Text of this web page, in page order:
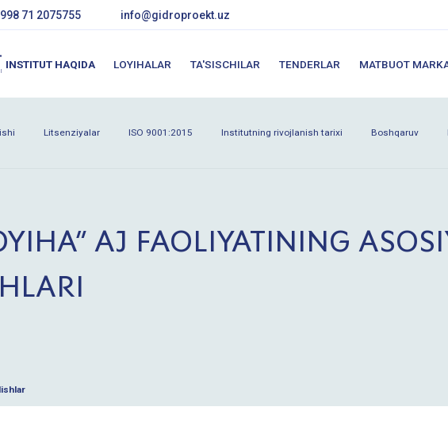
71 2075755 info@gidroproekt.uz
INSTITUT HAQIDA LOYIHALAR TA'SISCHILAR TENDERLAR MATBUOT
Litsenziyalar ISO 9001:2015 Institutning rivojlanish tarixi Boshqaruv
AJ FAOLIYATINING